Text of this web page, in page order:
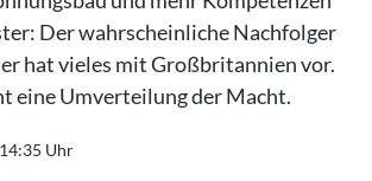
Der wahrscheinliche Nachfolger
hat vieles mit Großbritannien vor.
eine Umverteilung der Macht.
Uhr